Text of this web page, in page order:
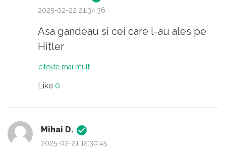
2025-02-22 21:34:36
Asa gandeau si cei care l-au ales pe
Hitler
citește mai mult
Like 0
Mihai D.
2025-02-21 12:30:45